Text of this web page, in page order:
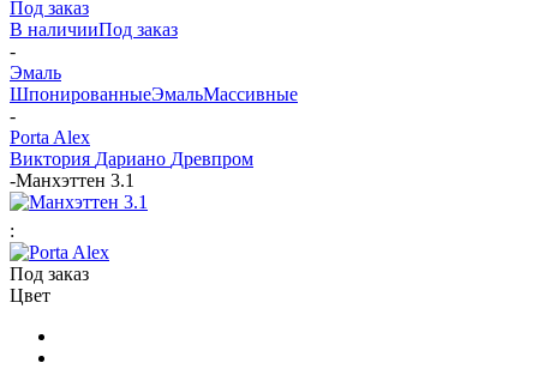
Под заказ
В наличииПод заказ
-
Эмаль
ШпонированныеЭмальМассивные
-
Porta Alex
Виктория Дариано Древпром
-Манхэттен 3.1
:
Под заказ
Цвет